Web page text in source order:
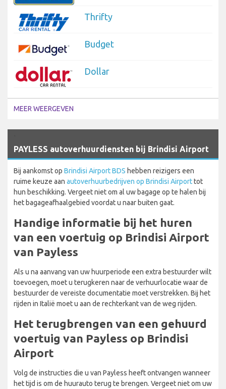
Thrifty
Budget
Dollar
MEER WEERGEVEN
PAYLESS autoverhuurdiensten bij Brindisi Airport
Bij aankomst op Brindisi Airport BDS hebben reizigers een
ruime keuze aan autoverhuurbedrijven op Brindisi Airporttot
hun beschikking. Vergeet niet om al uw bagage op te halen bij
het bagageafhaalgebied voordat u naar buiten gaat.
Handige informatie bij het huren
van een voertuig op Brindisi Airport
van Payless
Als u na aanvang van uw huurperiode een extra bestuurder wilt
toevoegen, moet u terugkeren naar de verhuurlocatie waar de
bestuurder de vereiste documentatie moet verstrekken. Bij het
rijden in Italië moet u aan de rechterkant van de weg rijden.
Het terugbrengen van een gehuurd
voertuig van Payless op Brindisi
Airport
Volg de instructies die u van Payless heeft ontvangen wanneer
het tijd is om de huurauto terug te brengen. Vergeet niet om uw